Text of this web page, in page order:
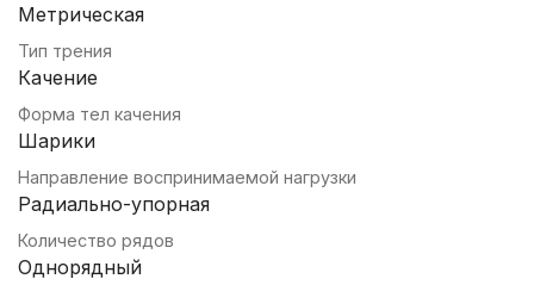
Метрическая
Тип трения
Качение
Форма тел качения
Шарики
Направление воспринимаемой нагрузки
Радиально-упорная
Количество рядов
Однорядный